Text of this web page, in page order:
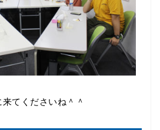
てくださいね＾＾